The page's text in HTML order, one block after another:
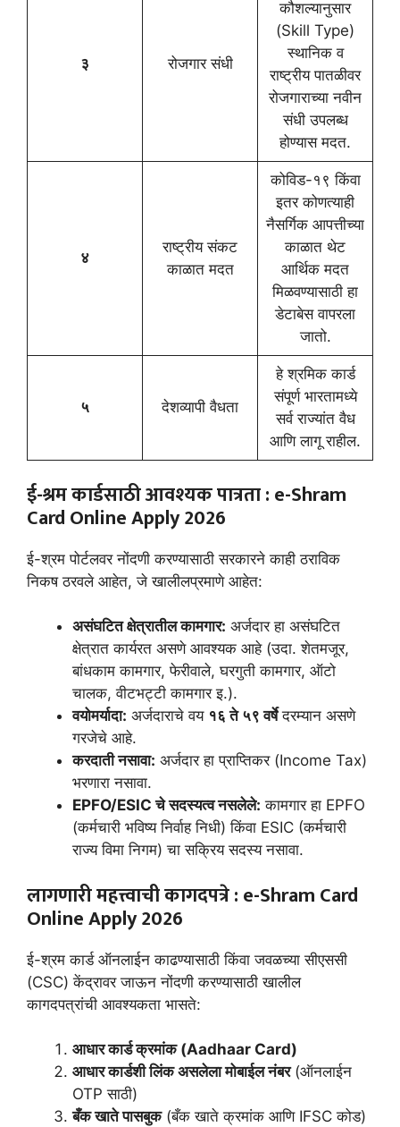
३ रोजगार संधी
कौशल्यानुसार
(Skill Type)
स्थानिक व
राष्ट्रीय पातळीवर
रोजगाराच्या नवीन
संधी उपलब्ध
होण्यास मदत.
४
राष्ट्रीय संकट
काळात मदत
कोविड-१९ किंवा
इतर कोणत्याही
नैसर्गिक आपत्तीच्या
काळात थेट
आर्थिक मदत
मिळवण्यासाठी हा
डेटाबेस वापरला
जातो.
५ देशव्यापी वैधता
हे श्रमिक कार्ड
संपूर्ण भारतामध्ये
सर्व राज्यांत वैध
आणि लागू राहील.
ई-श्रम कार्डसाठी आवश्यक पात्रता :e-Shram
Card Online Apply 2026
ई-श्रम पोर्टलवर नोंदणी करण्यासाठी सरकारने काही ठराविक
निकष ठरवले आहेत, जे खालीलप्रमाणे आहेत:
असंघटित क्षेत्रातील कामगार: अर्जदार हा असंघटित
क्षेत्रात कार्यरत असणे आवश्यक आहे (उदा. शेतमजूर,
बांधकाम कामगार, फेरीवाले, घरगुती कामगार, ऑटो
चालक, वीटभट्टी कामगार इ.).
वयोमर्यादा: अर्जदाराचे वय १६ ते ५९ वर्षेदरम्यान असणे
गरजेचे आहे.
करदाती नसावा: अर्जदार हा प्राप्तिकर (Income Tax)
भरणारा नसावा.
EPFO/ESIC चे सदस्यत्व नसलेले: कामगार हा EPFO
(कर्मचारी भविष्य निर्वाह निधी) किंवा ESIC (कर्मचारी
राज्य विमा निगम) चा सक्रिय सदस्य नसावा.
लागणारी महत्त्वाची कागदपत्रे :e-Shram Card
Online Apply 2026
ई-श्रम कार्ड ऑनलाईन काढण्यासाठी किंवा जवळच्या सीएससी
(CSC) केंद्रावर जाऊन नोंदणी करण्यासाठी खालील
कागदपत्रांची आवश्यकता भासते:
आधार कार्ड क्रमांक (Aadhaar Card)
आधार कार्डशी लिंक असलेला मोबाईल नंबर(ऑनलाईन
OTP साठी)
बँक खाते पासबुक(बँक खाते क्रमांक आणि IFSC कोड)